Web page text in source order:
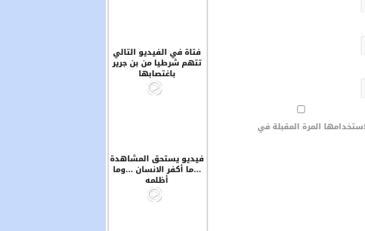
فتاة في الفيديو التالي
تتهم شرطيا من بن جرير
باغتصابها
فيديو يستحق المشاهدة
…ما أكفر الانسان …وما
أظلمه
المرة المقبلة في